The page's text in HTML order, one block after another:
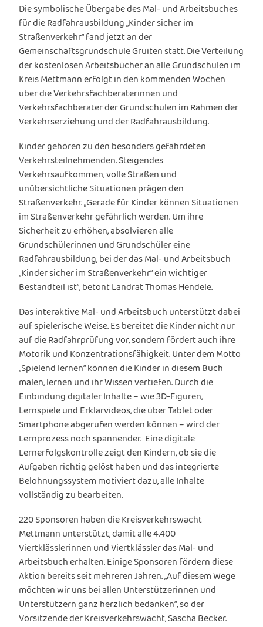
Die symbolische Übergabe des Mal- und Arbeitsbuches
für die Radfahrausbildung „Kinder sicher im
Straßenverkehr“ fand jetzt an der
Gemeinschaftsgrundschule Gruiten statt. Die Verteilung
der kostenlosen Arbeitsbücher an alle Grundschulen im
Kreis Mettmann erfolgt in den kommenden Wochen
über die Verkehrsfachberaterinnen und
Verkehrsfachberater der Grundschulen im Rahmen der
Verkehrserziehung und der Radfahrausbildung.
Kinder gehören zu den besonders gefährdeten
Verkehrsteilnehmenden. Steigendes
Verkehrsaufkommen, volle Straßen und
unübersichtliche Situationen prägen den
Straßenverkehr. „Gerade für Kinder können Situationen
im Straßenverkehr gefährlich werden. Um ihre
Sicherheit zu erhöhen, absolvieren alle
Grundschülerinnen und Grundschüler eine
Radfahrausbildung, bei der das Mal- und Arbeitsbuch
„Kinder sicher im Straßenverkehr“ ein wichtiger
Bestandteil ist“, betont Landrat Thomas Hendele.
Das interaktive Mal- und Arbeitsbuch unterstützt dabei
auf spielerische Weise. Es bereitet die Kinder nicht nur
auf die Radfahrprüfung vor, sondern fördert auch ihre
Motorik und Konzentrationsfähigkeit. Unter dem Motto
„Spielend lernen“ können die Kinder in diesem Buch
malen, lernen und ihr Wissen vertiefen. Durch die
Einbindung digitaler Inhalte – wie 3D-Figuren,
Lernspiele und Erklärvideos, die über Tablet oder
Smartphone abgerufen werden können – wird der
Lernprozess noch spannender. Eine digitale
Lernerfolgskontrolle zeigt den Kindern, ob sie die
Aufgaben richtig gelöst haben und das integrierte
Belohnungssystem motiviert dazu, alle Inhalte
vollständig zu bearbeiten.
220 Sponsoren haben die Kreisverkehrswacht
Mettmann unterstützt, damit alle 4.400
Viertklässlerinnen und Viertklässler das Mal- und
Arbeitsbuch erhalten. Einige Sponsoren fördern diese
Aktion bereits seit mehreren Jahren. „Auf diesem Wege
möchten wir uns bei allen Unterstützerinnen und
Unterstützern ganz herzlich bedanken“, so der
Vorsitzende der Kreisverkehrswacht, Sascha Becker.